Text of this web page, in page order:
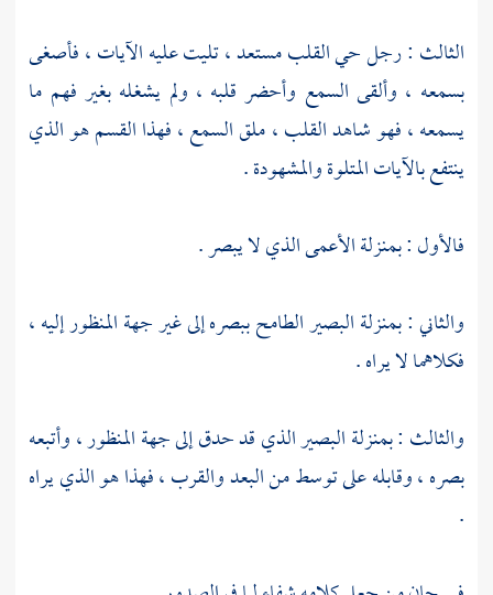
الثالث : رجل حي القلب مستعد ، تليت عليه الآيات ، فأصغى
بسمعه ، وألقى السمع وأحضر قلبه ، ولم يشغله بغير فهم ما
يسمعه ، فهو شاهد القلب ، ملق السمع ، فهذا القسم هو الذي
ينتفع بالآيات المتلوة والمشهودة .
فالأول : بمنزلة الأعمى الذي لا يبصر .
والثاني : بمنزلة البصير الطامح ببصره إلى غير جهة المنظور إليه ،
فكلاهما لا يراه .
والثالث : بمنزلة البصير الذي قد حدق إلى جهة المنظور ، وأتبعه
بصره ، وقابله على توسط من البعد والقرب ، فهذا هو الذي يراه
.